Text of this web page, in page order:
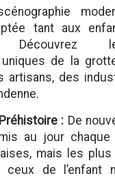
tant aux
uniques de la
artisans, des
: De
au jour chaque
mais les
de l’enfant